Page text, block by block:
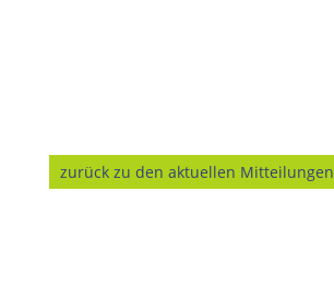
zurück zu den aktuellen Mitteilungen